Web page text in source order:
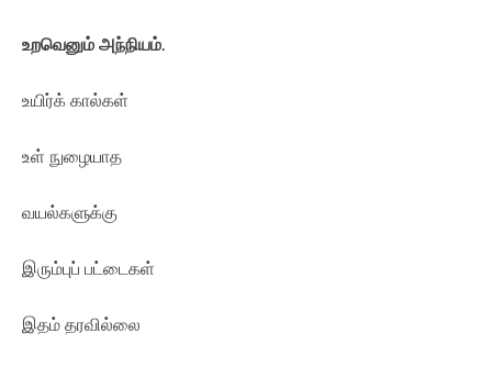
உறவெனும் அந்நியம்.
உயிர்க் கால்கள்
உள் நுழையாத
வயல்களுக்கு
இரும்புப் பட்டைகள்
இதம் தரவில்லை